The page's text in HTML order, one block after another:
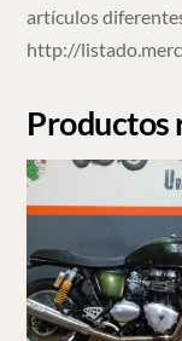
artículos
http://
Productos